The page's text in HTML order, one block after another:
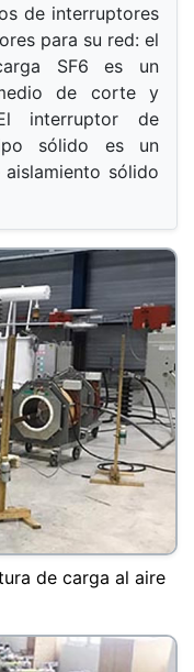
de interruptores
para su red: el
SF6 es un
de corte y
interruptor de
sólido es un
sólido
de carga al aire